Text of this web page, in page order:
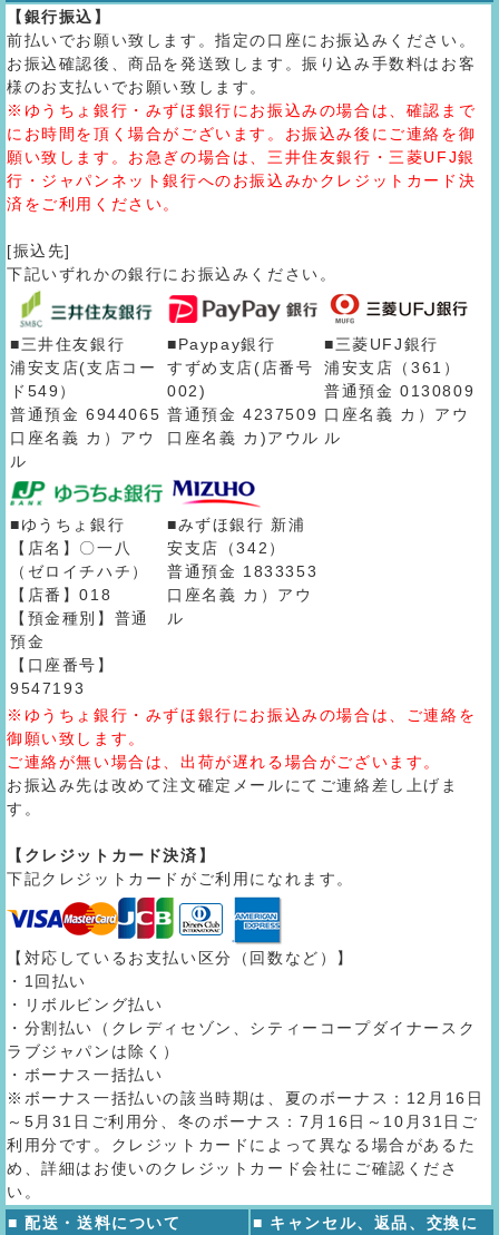
【銀行振込】
前払いでお願い致します。指定の口座にお振込みください。
お振込確認後、商品を発送致します。振り込み手数料はお客
様のお支払いでお願い致します。
※ゆうちょ銀行・みずほ銀行にお振込みの場合は、確認まで
にお時間を頂く場合がございます。お振込み後にご連絡を御
願い致します。お急ぎの場合は、三井住友銀行・三菱UFJ銀
行・ジャパンネット銀行へのお振込みかクレジットカード決
済をご利用ください。
[振込先]
下記いずれかの銀行にお振込みください。
■三井住友銀行
浦安支店(支店コー
ド549）
普通預金 6944065
口座名義 カ）アウ
ル
■Paypay銀行
すずめ支店(店番号
002)
普通預金 4237509
口座名義 カ)アウル
■三菱UFJ銀行
浦安支店（361）
普通預金 0130809
口座名義 カ）アウ
ル
■ゆうちょ銀行
【店名】〇一八
（ゼロイチハチ）
【店番】018
【預金種別】普通
預金
【口座番号】
9547193
■みずほ銀行 新浦
安支店（342）
普通預金 1833353
口座名義 カ）アウ
ル
※ゆうちょ銀行・みずほ銀行にお振込みの場合は、ご連絡を
御願い致します。
ご連絡が無い場合は、出荷が遅れる場合がございます。
お振込み先は改めて注文確定メールにてご連絡差し上げま
す。
【クレジットカード決済】
下記クレジットカードがご利用になれます。
【対応しているお支払い区分（回数など）】
・1回払い
・リボルビング払い
・分割払い（クレディセゾン、シティーコープダイナースク
ラブジャパンは除く）
・ボーナス一括払い
※ボーナス一括払いの該当時期は、夏のボーナス：12月16日
～5月31日ご利用分、冬のボーナス：7月16日～10月31日ご
利用分です。クレジットカードによって異なる場合があるた
め、詳細はお使いのクレジットカード会社にご確認くださ
い。
■ 配送・送料について
■ キャンセル、返品、交換に